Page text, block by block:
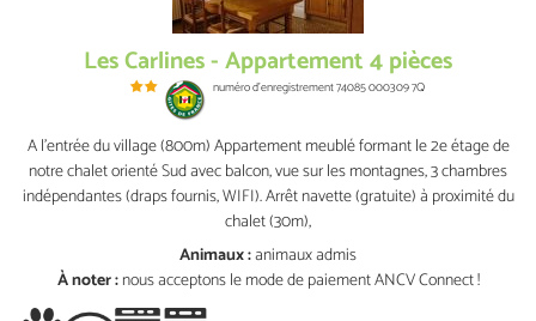
Les Carlines - Appartement 4 pièces
numéro d'enregistrement74085 000309 7Q
A l'entrée du village (800m) Appartement meublé formant le 2e étage de
notre chalet orienté Sud avec balcon, vue sur les montagnes, 3 chambres
indépendantes (draps fournis, WIFI). Arrêt navette (gratuite) à proximité du
chalet (30m),
Animaux :animaux admis
À noter :nous acceptons le mode de paiement ANCV Connect !